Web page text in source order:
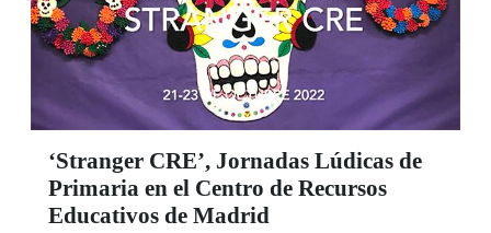
‘Stranger CRE’, Jornadas Lúdicas de
Primaria en el Centro de Recursos
Educativos de Madrid